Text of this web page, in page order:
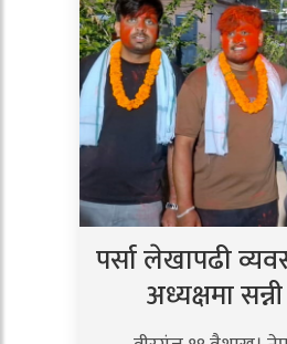
पर्सा लेखापढी
अध्यक्षमा